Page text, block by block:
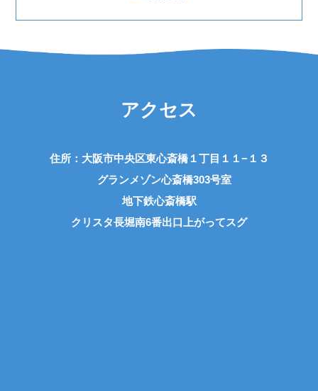
アクセス
住所：大阪市中央区東心斎橋１丁目１１−１３
グランメゾン心斎橋303号室
地下鉄心斎橋駅
クリスタ長堀南6番出口上がってスグ